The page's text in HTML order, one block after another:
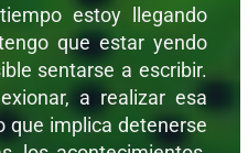
estoy llegando
que estar yendo
sentarse a escribir.
a realizar esa
que implica detenerse